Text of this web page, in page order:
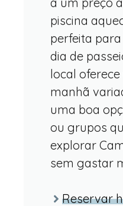
piscina
perfeita
dia de
local
manhã
uma boa
ou grupos
explorar
sem gastar
Reservar